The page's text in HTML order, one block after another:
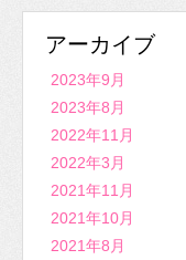
アーカイブ
2023年9月
2023年8月
2022年11月
2022年3月
2021年11月
2021年10月
2021年8月